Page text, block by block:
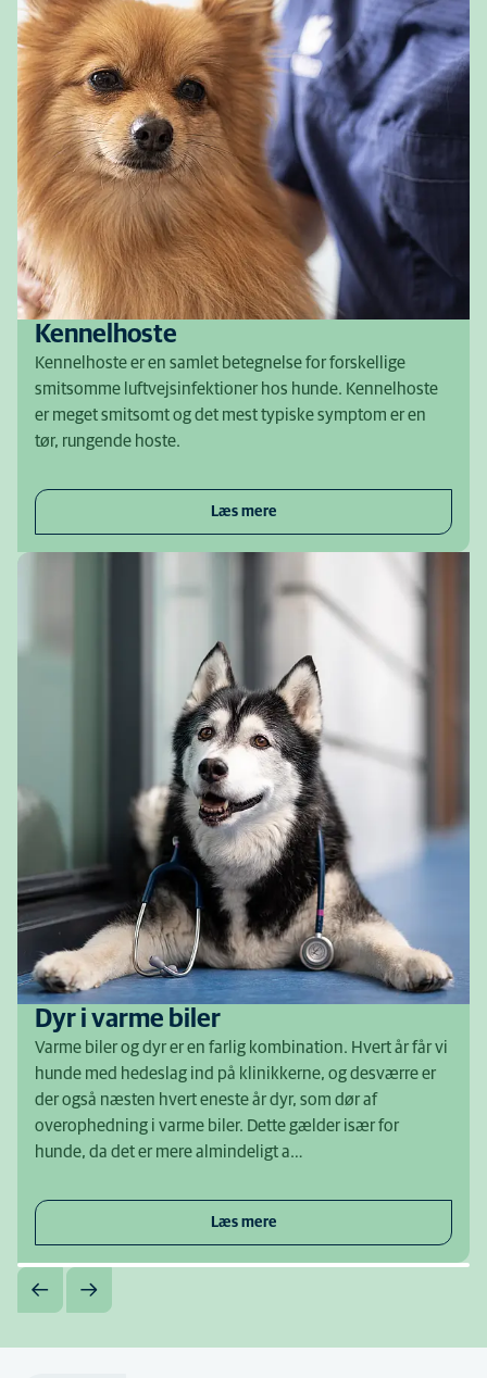
Kennelhoste
Kennelhoste er en samlet betegnelse for forskellige
smitsomme luftvejsinfektioner hos hunde. Kennelhoste
er meget smitsomt og det mest typiske symptom er en
tør, rungende hoste.
Læs mere
Dyr i varme biler
Varme biler og dyr er en farlig kombination. Hvert år får vi
hunde med hedeslag ind på klinikkerne, og desværre er
der også næsten hvert eneste år dyr, som dør af
overophedning i varme biler. Dette gælder især for
hunde, da det er mere almindeligt a…
Læs mere